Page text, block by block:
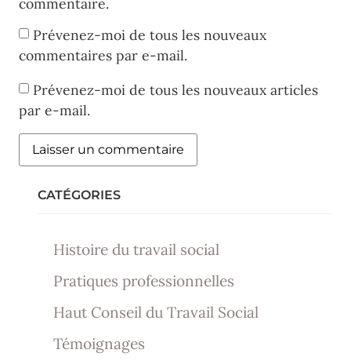
Prévenez-moi de tous les nouveaux
commentaires par e-mail.
Prévenez-moi de tous les nouveaux articles
par e-mail.
CATÉGORIES
Histoire du travail social
Pratiques professionnelles
Haut Conseil du Travail Social
Témoignages